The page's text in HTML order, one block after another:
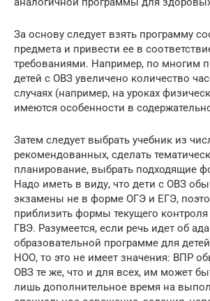
За основу следует взять программу
предмета и привести ее в
требованиями. Например, по многим
детей с ОВЗ увеличено количество
случаях (например, на уроках
имеются особенности в
Затем следует выбрать учебник из
рекомендованных, сделать
планирование, выбрать подходящие
Надо иметь в виду, что дети с ОВЗ
экзамены не в форме ОГЭ и ЕГЭ,
приблизить формы текущего
ГВЭ. Разумеется, если речь идет об
образовательной программе для
НОО, то это не имеет значения: ВПР
ОВЗ те же, что и для всех, им может
лишь дополнительное время на